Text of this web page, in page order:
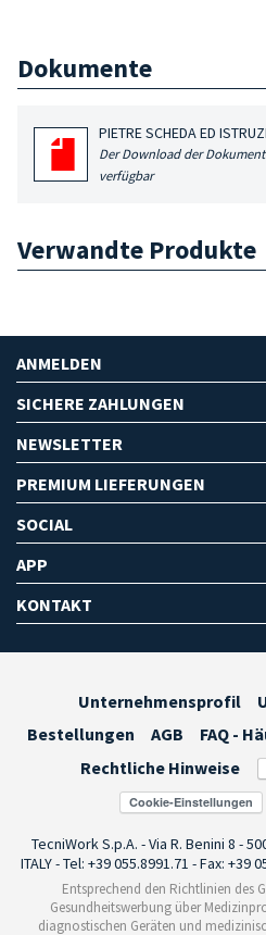
Dokumente
PIETRE SCHEDA ED
Der Download der
verfügbar
Verwandte Produkte
ANMELDEN
SICHERE ZAHLUNGEN
NEWSLETTER
PREMIUM LIEFERUNGEN
SOCIAL
APP
KONTAKT
Unternehmensprofil
Bestellungen
AGB FAQ -
Rechtliche Hinweise
Cookie-Einstellungen
TecniWork S.p.A. - Via R. Benini 8 -
ITALY - Tel: +39 055.8991.71 - Fax: +39
Entsprechend den Richtlinien des
Gesundheitswerbung über
diagnostischen Geräten und